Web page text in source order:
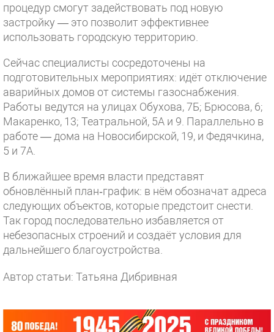
процедур смогут задействовать под новую
застройку — это позволит эффективнее
использовать городскую территорию.
Сейчас специалисты сосредоточены на
подготовительных мероприятиях: идёт отключение
аварийных домов от системы газоснабжения.
Работы ведутся на улицах Обухова, 7Б; Брюсова, 6;
Макаренко, 13; Театральной, 5А и 9. Параллельно в
работе — дома на Новосибирской, 19, и Федячкина,
5 и 7А.
В ближайшее время власти представят
обновлённый план‑график: в нём обозначат адреса
следующих объектов, которые предстоит снести.
Так город последовательно избавляется от
небезопасных строений и создаёт условия для
дальнейшего благоустройства.
Автор статьи: Татьяна Дибривная